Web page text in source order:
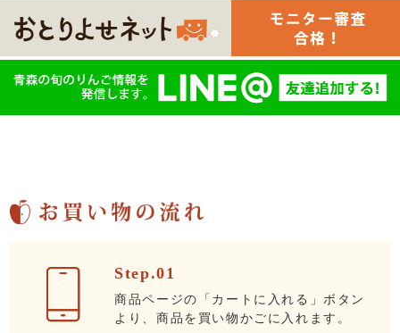
Step.01
商品ページの「カートに入れる」ボタン
より、商品を買い物かごに入れます。